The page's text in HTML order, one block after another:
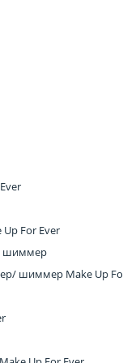
For Ever
шиммер
шиммер Make Up